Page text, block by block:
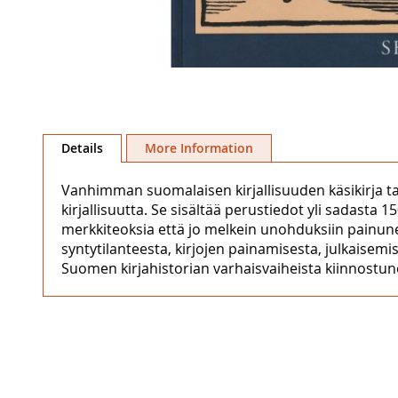
to
the
images
gallery
Details
Vanhimman suomalaisen kirjallisuuden käsikirja
kirjallisuutta. Se sisältää perustiedot yli sadasta
merkkiteoksia että jo melkein unohduksiin
syntytilanteesta, kirjojen painamisesta,
Suomen kirjahistorian varhaisvaiheista
More Information